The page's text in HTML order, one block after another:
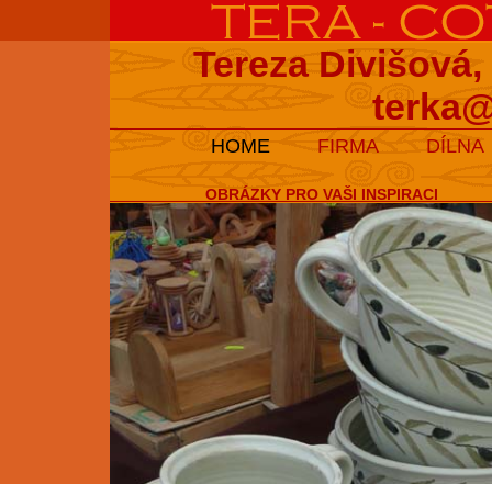
Tereza
HOME FIRMA DÍLNA
OBRÁZKY PRO VAŠI INSPIRACI